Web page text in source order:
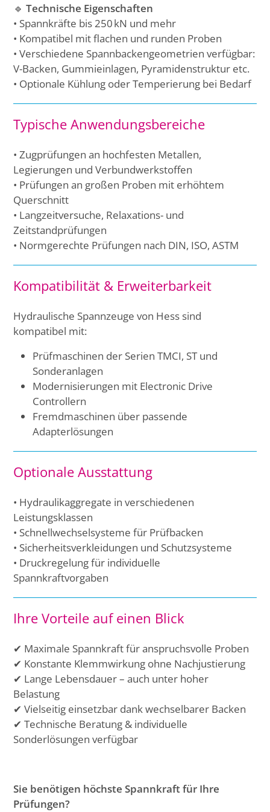
🔹Technische Eigenschaften
• Spannkräfte bis 250 kN und mehr
• Kompatibel mit flachen und runden Proben
• Verschiedene Spannbackengeometrien verfügbar:
V-Backen, Gummieinlagen, Pyramidenstruktur etc.
• Optionale Kühlung oder Temperierung bei Bedarf
Typische Anwendungsbereiche
• Zugprüfungen an hochfesten Metallen,
Legierungen und Verbundwerkstoffen
• Prüfungen an großen Proben mit erhöhtem
Querschnitt
• Langzeitversuche, Relaxations- und
Zeitstandprüfungen
• Normgerechte Prüfungen nach DIN, ISO, ASTM
Kompatibilität & Erweiterbarkeit
Hydraulische Spannzeuge von Hess sind
kompatibel mit:
Prüfmaschinen der Serien TMCI, ST und
Sonderanlagen
Modernisierungen mit Electronic Drive
Controllern
Fremdmaschinen über passende
Adapterlösungen
Optionale Ausstattung
• Hydraulikaggregate in verschiedenen
Leistungsklassen
• Schnellwechselsysteme für Prüfbacken
• Sicherheitsverkleidungen und Schutzsysteme
• Druckregelung für individuelle
Spannkraftvorgaben
Ihre Vorteile auf einen Blick
✔ Maximale Spannkraft für anspruchsvolle Proben
✔ Konstante Klemmwirkung ohne Nachjustierung
✔ Lange Lebensdauer – auch unter hoher
Belastung
✔ Vielseitig einsetzbar dank wechselbarer Backen
✔ Technische Beratung & individuelle
Sonderlösungen verfügbar
Sie benötigen höchste Spannkraft für Ihre
Prüfungen?